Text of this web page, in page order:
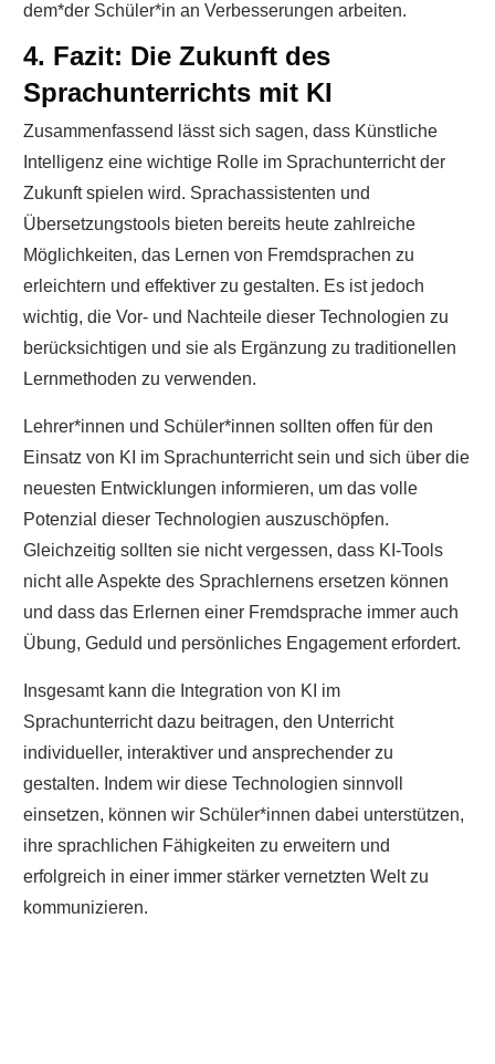
dem*der Schüler*in an Verbesserungen arbeiten.
4. Fazit: Die Zukunft des
Sprachunterrichts mit KI
Zusammenfassend lässt sich sagen, dass Künstliche
Intelligenz eine wichtige Rolle im Sprachunterricht der
Zukunft spielen wird. Sprachassistenten und
Übersetzungstools bieten bereits heute zahlreiche
Möglichkeiten, das Lernen von Fremdsprachen zu
erleichtern und effektiver zu gestalten. Es ist jedoch
wichtig, die Vor- und Nachteile dieser Technologien zu
berücksichtigen und sie als Ergänzung zu traditionellen
Lernmethoden zu verwenden.
Lehrer*innen und Schüler*innen sollten offen für den
Einsatz von KI im Sprachunterricht sein und sich über die
neuesten Entwicklungen informieren, um das volle
Potenzial dieser Technologien auszuschöpfen.
Gleichzeitig sollten sie nicht vergessen, dass KI-Tools
nicht alle Aspekte des Sprachlernens ersetzen können
und dass das Erlernen einer Fremdsprache immer auch
Übung, Geduld und persönliches Engagement erfordert.
Insgesamt kann die Integration von KI im
Sprachunterricht dazu beitragen, den Unterricht
individueller, interaktiver und ansprechender zu
gestalten. Indem wir diese Technologien sinnvoll
einsetzen, können wir Schüler*innen dabei unterstützen,
ihre sprachlichen Fähigkeiten zu erweitern und
erfolgreich in einer immer stärker vernetzten Welt zu
kommunizieren.